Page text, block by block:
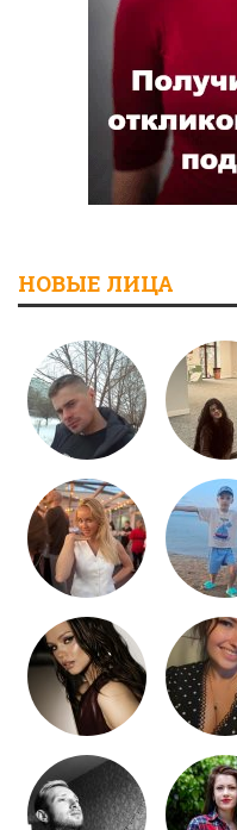
НОВЫЕ ЛИЦА